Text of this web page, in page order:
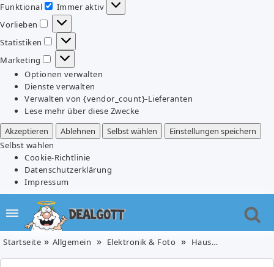
Funktional
Funktional
Immer aktiv
Vorlieben
Vorlieben
Statistiken
Statistiken
Marketing
Marketing
Optionen verwalten
Dienste verwalten
Verwalten von {vendor_count}-Lieferanten
Lese mehr über diese Zwecke
Akzeptieren
Ablehnen Selbst wählen
Einstellungen speichern
Selbst wählen
Cookie-Richtlinie
Datenschutzerklärung
Impressum
Startseite Allgemein Elektronik & Foto Haushaltsgeräte